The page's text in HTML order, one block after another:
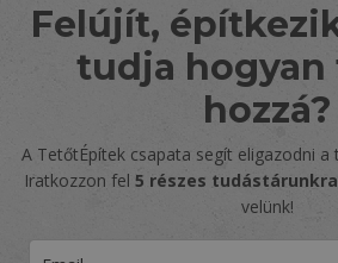
Felújít,
tudja hogyan
hozzá?
A TetőtÉpítek csapata segít eligazodni
Iratkozzon fel 5 részes tudástárunkra
velünk!